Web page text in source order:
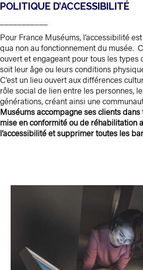
POLITIQUE D’ACCESSIBILITÉ
Pour France Muséums, l’accessibilité
qua non au fonctionnement du musée.
ouvert et engageant pour tous les types
soit leur âge ou leurs conditions
C’est un lieu ouvert aux différences
rôle social de lien entre les personnes,
générations, créant ainsi une
Muséums accompagne ses clients
mise en conformité ou de réhabilitation
l’accessibilité et supprimer toutes les